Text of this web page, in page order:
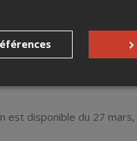
est disponible du 27